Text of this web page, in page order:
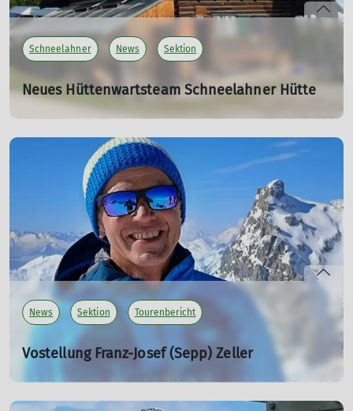
Schneelahner News Sektion
Neues Hüttenwartsteam Schneelahner Hütte
01.07.2025
mehr erfahren
News Sektion Tourenbericht
Vostellung Franz-Josef (Sepp) Zeller